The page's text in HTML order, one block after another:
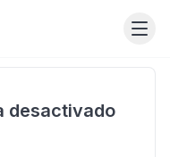
desactivado